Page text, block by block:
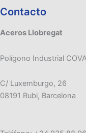
Contacto
Aceros Llobregat
Polígono Industrial
C/ Luxemburgo, 26
08191 Rubi, Barcelona